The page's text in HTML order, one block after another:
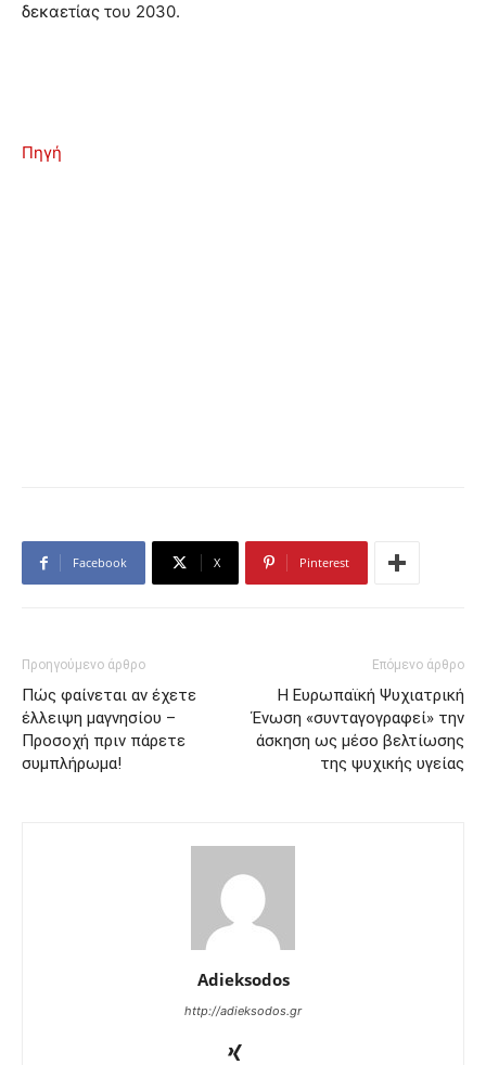
δεκαετίας του 2030.
Πηγή
Facebook X Pinterest
Προηγούμενο άρθρο
Πώς φαίνεται αν έχετε
έλλειψη μαγνησίου –
Προσοχή πριν πάρετε
συμπλήρωμα!
Επόμενο άρθρο
Η Ευρωπαϊκή Ψυχιατρική
Ένωση «συνταγογραφεί» την
άσκηση ως μέσο βελτίωσης
της ψυχικής υγείας
Adieksodos
http://adieksodos.gr